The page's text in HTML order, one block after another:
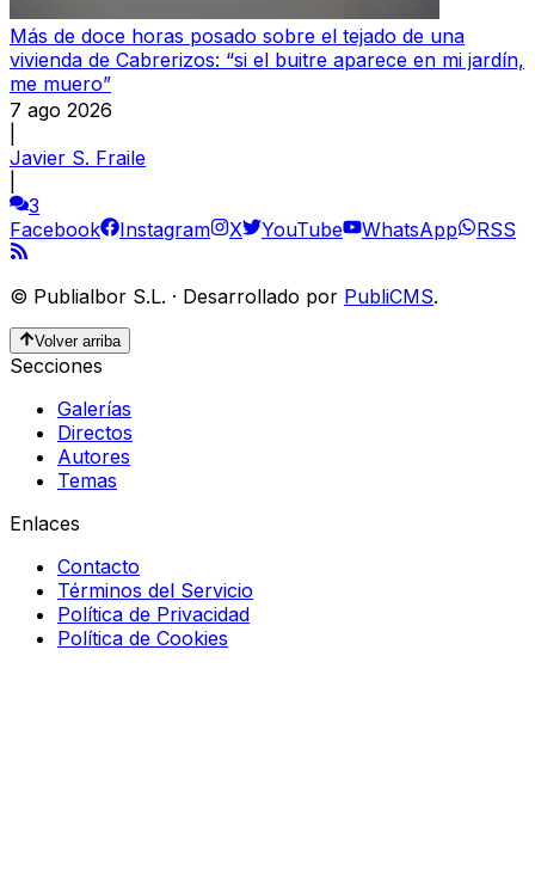
Más de doce horas posado sobre el tejado de una
vivienda de Cabrerizos: “si el buitre aparece en mi jardín,
me muero”
7 ago 2026
Javier S. Fraile
3
Facebook
Instagram X YouTube WhatsApp RSS
© Publialbor S.L. · Desarrollado por PubliCMS.
Volver arriba
Secciones
Galerías
Directos
Autores
Temas
Enlaces
Contacto
Términos del Servicio
Política de Privacidad
Política de Cookies